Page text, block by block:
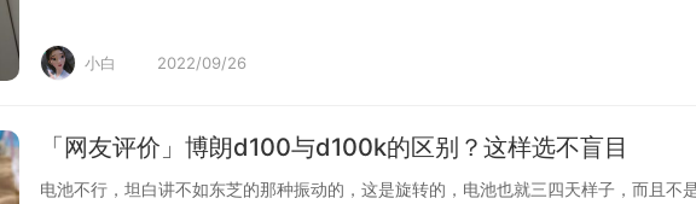
小白 2022/09/26
「网友评价」博朗d100与d100k的区别？这样选不盲目
电池不行，坦白讲不如东芝的那种振动的，这是旋转的，电池也就三四天样子，而且不